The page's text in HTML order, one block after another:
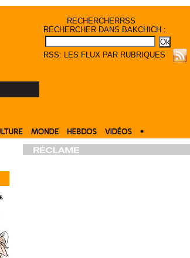
RECHERCHERRSS
RECHERCHER DANS BAKCHICH :
RSS: LES FLUX PAR RUBRIQUES